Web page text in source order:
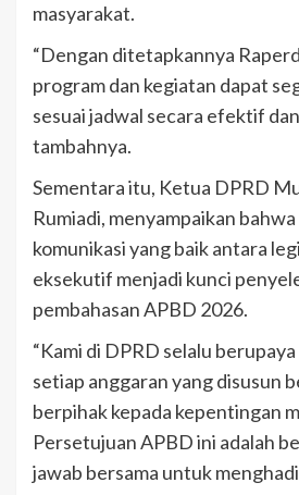
masyarakat.
“Dengan ditetapkannya
program dan kegiatan dapat
sesuai jadwal secara efektif
tambahnya.
Sementara itu, Ketua DPRD
Rumiadi, menyampaikan
komunikasi yang baik antara
eksekutif menjadi kunci
pembahasan APBD 2026.
“Kami di DPRD selalu
setiap anggaran yang disusun
berpihak kepada kepentingan
Persetujuan APBD ini adalah
jawab bersama untuk